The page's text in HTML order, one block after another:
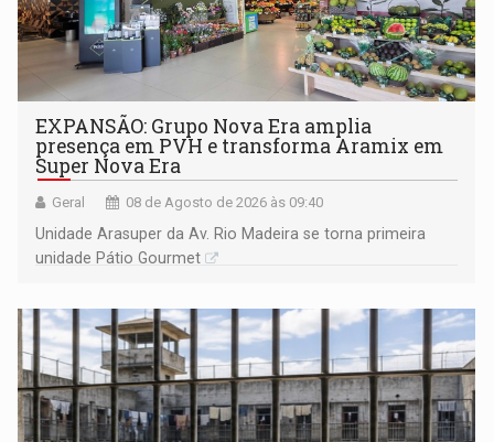
EXPANSÃO: Grupo Nova Era amplia
presença em PVH e transforma Aramix em
Super Nova Era
Geral 08 de Agosto de 2026 às 09:40
Unidade Arasuper da Av. Rio Madeira se torna primeira
unidade Pátio Gourmet